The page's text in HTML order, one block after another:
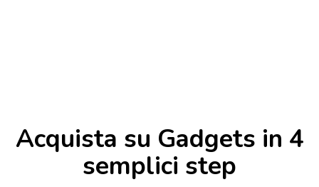
Acquista su Gadgets in 4
semplici step